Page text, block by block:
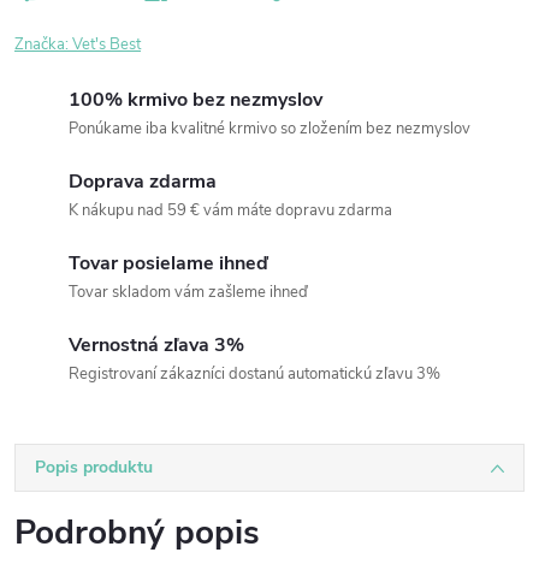
Značka: Vet's Best
100% krmivo bez nezmyslov
Ponúkame iba kvalitné krmivo so zložením bez nezmyslov
Doprava zdarma
K nákupu nad 59 € vám máte dopravu zdarma
Tovar posielame ihneď
Tovar skladom vám zašleme ihneď
Vernostná zľava 3%
Registrovaní zákazníci dostanú automatickú zľavu 3%
Popis produktu
Podrobný popis